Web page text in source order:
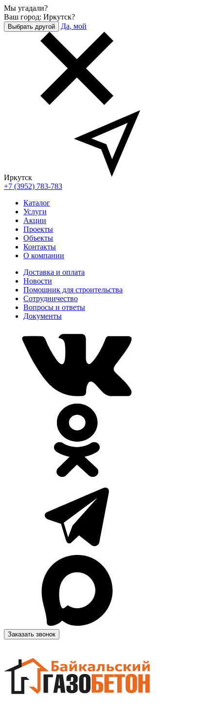
Мы угадали?
Ваш город: Иркутск?
Выбрать другой Да, мой
Иркутск
+7 (3952) 783-783
Каталог
Услуги
Акции
Проекты
Объекты
Контакты
О компании
Доставка и оплата
Новости
Помощник для строительства
Сотрудничество
Вопросы и ответы
Документы
Заказать звонок